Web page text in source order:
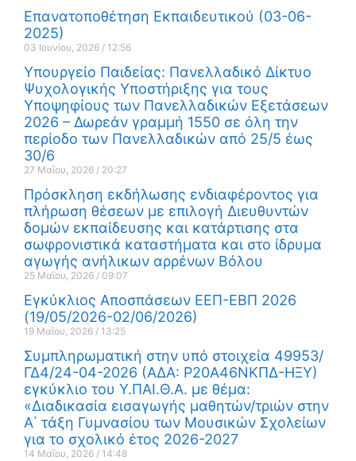
Επανατοποθέτηση Εκπαιδευτικού (03-06-
2025)
03 Ιουνίου, 2026 12:56
Υπουργείο Παιδείας: Πανελλαδικό Δίκτυο
Ψυχολογικής Υποστήριξης για τους
Υποψηφίους των Πανελλαδικών Εξετάσεων
2026 – Δωρεάν γραμμή 1550 σε όλη την
περίοδο των Πανελλαδικών από 25/5 έως
30/6
27 Μαΐου, 2026 20:27
Πρόσκληση εκδήλωσης ενδιαφέροντος για
πλήρωση θέσεων με επιλογή Διευθυντών
δομών εκπαίδευσης και κατάρτισης στα
σωφρονιστικά καταστήματα και στο ίδρυμα
αγωγής ανήλικων αρρένων Βόλου
25 Μαΐου, 2026 09:07
Εγκύκλιος Αποσπάσεων ΕΕΠ-ΕΒΠ 2026
(19/05/2026-02/06/2026)
19 Μαΐου, 2026 13:25
Συμπληρωματική στην υπό στοιχεία 49953/
ΓΔ4/24-04-2026 (ΑΔΑ: Ρ20Α46ΝΚΠΔ-ΗΞΥ)
εγκύκλιο του Υ.ΠΑΙ.Θ.Α. με θέμα:
«Διαδικασία εισαγωγής μαθητών/τριών στην
Α΄ τάξη Γυμνασίου των Μουσικών Σχολείων
για το σχολικό έτος 2026-2027
14 Μαΐου, 2026 14:48